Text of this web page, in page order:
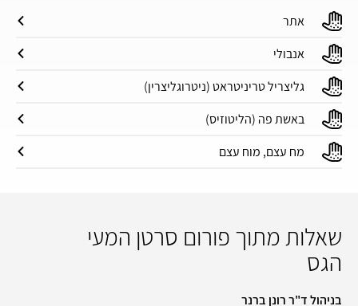
אתר
אנבולי
גליצריל טריניטראט (ניטרוגליצרין)
באשת פה (הליטוזיס)
מח עצם, מוח עצם
שאלות מתוך פורום סרטן המעי
הגס
בניהול ד"ר רונן ברנר